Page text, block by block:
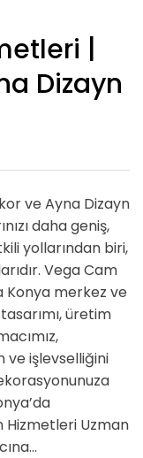
|
Dizayn
ve Ayna Dizayn
daha geniş,
yollarından biri,
Vega Cam
Konya merkez ve
üretim
ve işlevselliğini
Hizmetleri Uzman